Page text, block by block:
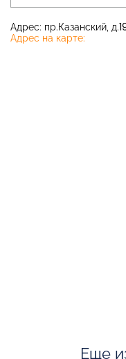
Адрес: пр.Казанский,
Адрес на карте:
Еще